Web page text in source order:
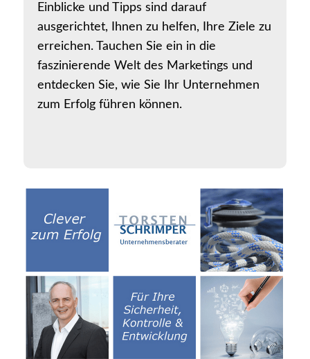
Einblicke und Tipps sind darauf
ausgerichtet, Ihnen zu helfen, Ihre Ziele zu
erreichen. Tauchen Sie ein in die
faszinierende Welt des Marketings und
entdecken Sie, wie Sie Ihr Unternehmen
zum Erfolg führen können.